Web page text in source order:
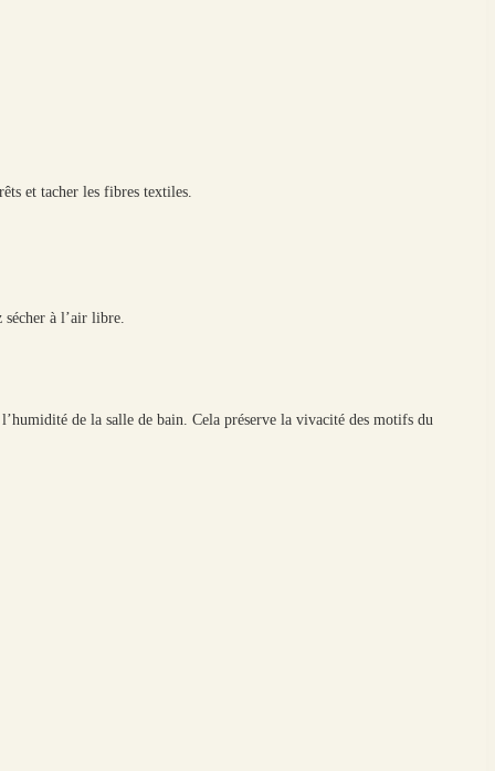
et tacher les fibres textiles.
à l’air libre.
de la salle de bain. Cela préserve la vivacité des motifs du